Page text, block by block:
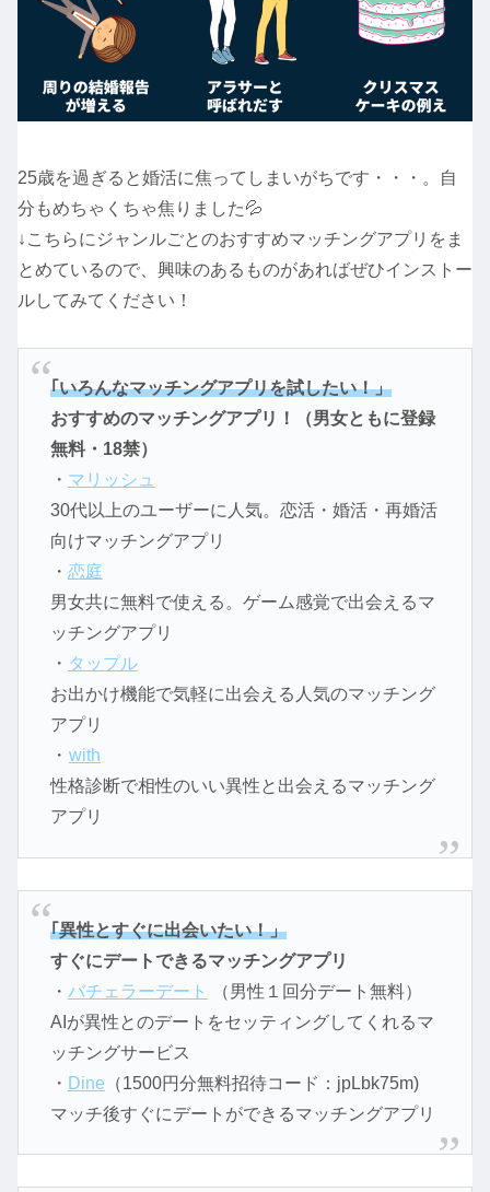
25歳を過ぎると婚活に焦ってしまいがちです・・・。自
分もめちゃくちゃ焦りました💦
↓こちらにジャンルごとのおすすめマッチングアプリをま
とめているので、興味のあるものがあればぜひインストー
ルしてみてください！
｢いろんなマッチングアプリを試したい！」
おすすめのマッチングアプリ！（男女ともに登録
無料・18禁）
・ マリッシュ
30代以上のユーザーに人気。恋活・婚活・再婚活
向けマッチングアプリ
・ 恋庭
男女共に無料で使える。ゲーム感覚で出会えるマ
ッチングアプリ
・ タップル
お出かけ機能で気軽に出会える人気のマッチング
アプリ
・ with
性格診断で相性のいい異性と出会えるマッチング
アプリ
｢異性とすぐに出会いたい！」
すぐにデートできるマッチングアプリ
・ バチェラーデート
（男性１回分デート無料）
AIが異性とのデートをセッティングしてくれるマ
ッチングサービス
・ Dine （1500円分無料招待コード：jpLbk75m)
マッチ後すぐにデートができるマッチングアプリ